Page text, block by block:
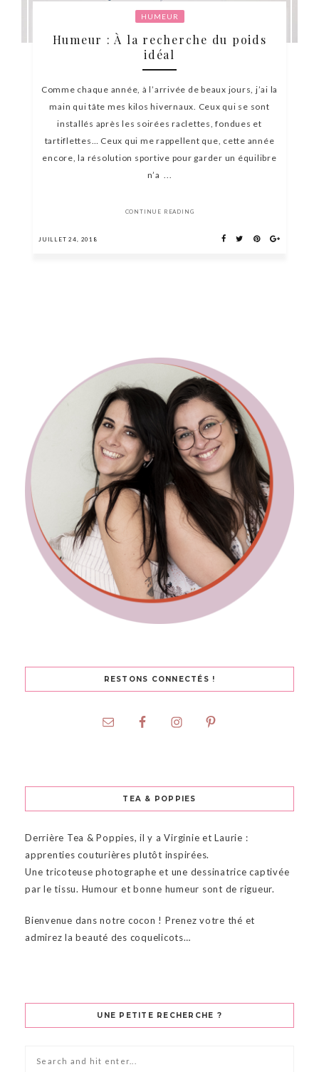
HUMEUR
Humeur : À la recherche du poids
idéal
Comme chaque année, à l’arrivée de beaux jours, j’ai la
main qui tâte mes kilos hivernaux. Ceux qui se sont
installés après les soirées raclettes, fondues et
tartiflettes… Ceux qui me rappellent que, cette année
encore, la résolution sportive pour garder un équilibre
n’a ...
CONTINUE READING
JUILLET 24, 2018
RESTONS CONNECTÉS !
TEA & POPPIES
Derrière Tea & Poppies, il y a Virginie et Laurie :
apprenties couturières plutôt inspirées.
Une tricoteuse photographe et une dessinatrice captivée
par le tissu. Humour et bonne humeur sont de rigueur.
Bienvenue dans notre cocon ! Prenez votre thé et
admirez la beauté des coquelicots…
UNE PETITE RECHERCHE ?